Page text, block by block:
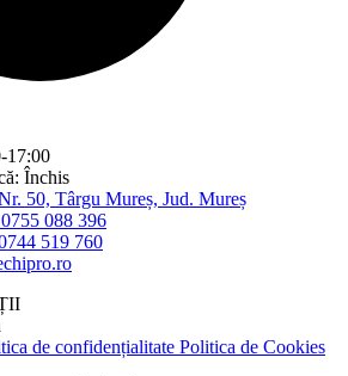
17:00
Închis
50, Târgu Mureș, Jud. Mureș
088 396
519 760
de confidențialitate Politica de Cookies